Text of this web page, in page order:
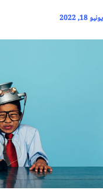
يونيو 18, 2022